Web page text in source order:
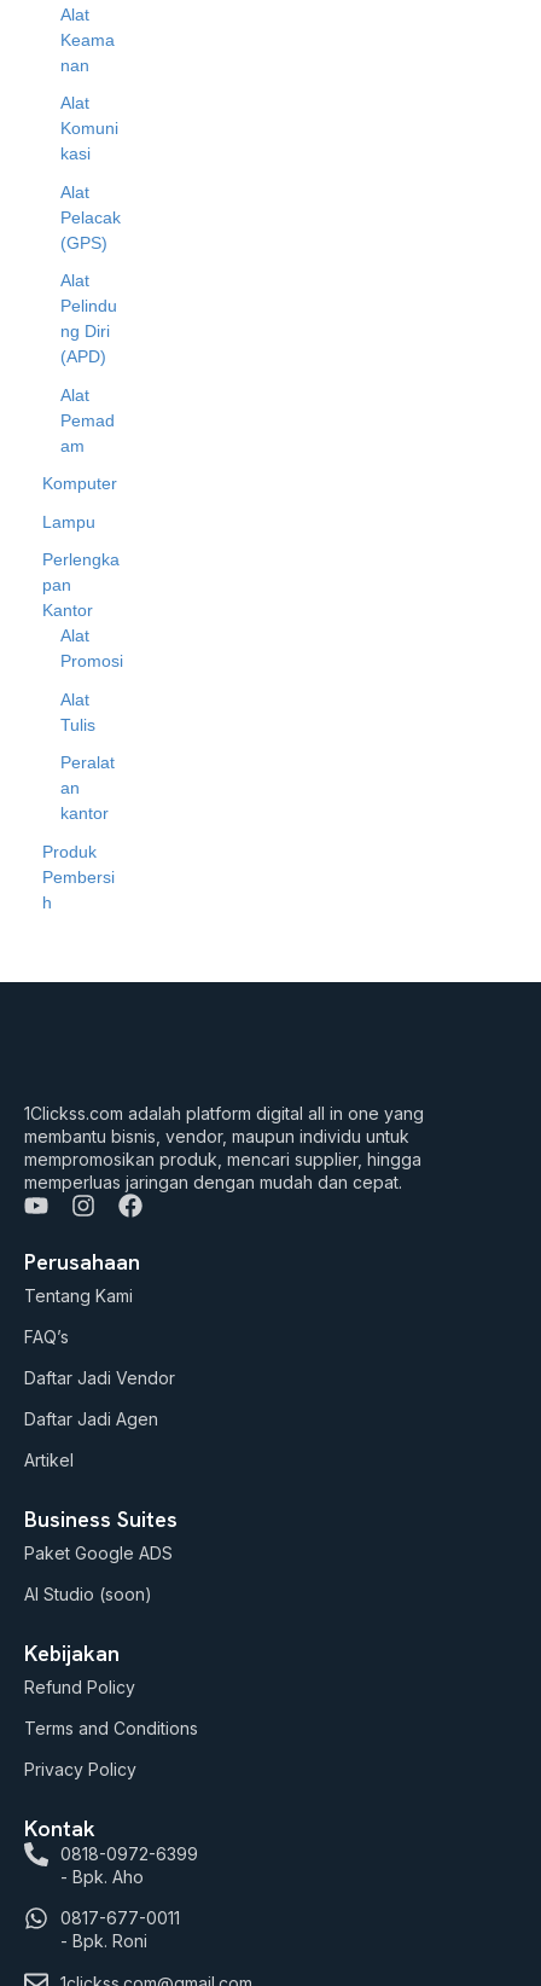
Alat
Keama
nan
Alat
Komuni
kasi
Alat
Pelacak
(GPS)
Alat
Pelindu
ng Diri
(APD)
Alat
Pemad
am
Komputer
Lampu
Perlengka
pan
Kantor
Alat
Promosi
Alat
Tulis
Peralat
an
kantor
Produk
Pembersi
h
1Clickss.com adalah platform digital all in one yang
membantu bisnis, vendor, maupun individu untuk
mempromosikan produk, mencari supplier, hingga
memperluas jaringan dengan mudah dan cepat.
Y
u
t
u
b
e
I
s
t
a
a
F
c
e
b
k
Perusahaan
Tentang Kami
FAQ’s
Daftar Jadi Vendor
Daftar Jadi Agen
Artikel
Business Suites
Paket Google ADS
AI Studio (soon)
Kebijakan
Refund Policy
Terms and Conditions
Privacy Policy
Kontak
0818-0972-6399
- Bpk. Aho
0817-677-0011
- Bpk. Roni